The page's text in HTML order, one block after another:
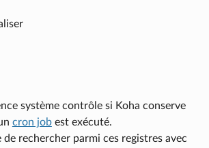
système contrôle si Koha conserve
cron jobest exécuté.
de rechercher parmi ces registres avec